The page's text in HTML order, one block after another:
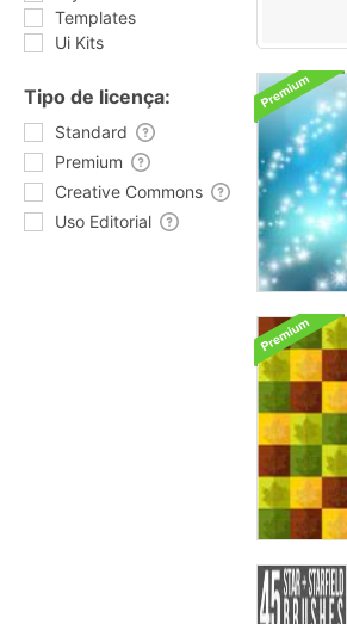
Templates
Ui Kits
Tipo de licença:
Standard
Premium
Creative Commons
Uso Editorial